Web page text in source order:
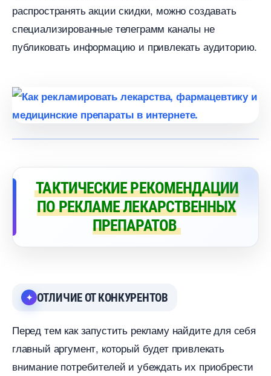
распространять акции скидки, можно создавать
специализированные телеграмм каналы не
публиковать информацию и привлекать аудиторию.
ТАКТИЧЕСКИЕ РЕКОМЕНДАЦИИ
ПО РЕКЛАМЕ ЛЕКАРСТВЕННЫХ
ПРЕПАРАТО
ОТЛИЧИЕ ОТ КОНКУРЕНТО
Перед тем как запустить рекламу найдите для себя
лавный аргумент, который будет привлекать
нимание потребителей и убеждать их приобрести